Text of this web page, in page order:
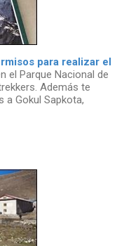
para realizar el
el Parque Nacional de
Además te
Gokul Sapkota,